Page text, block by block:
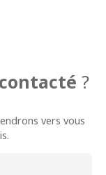
?
vers vous